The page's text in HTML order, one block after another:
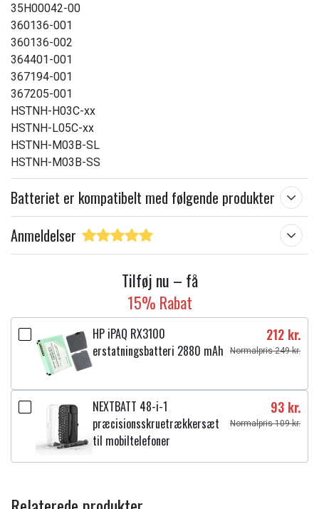
35H00042-00
360136-001
360136-002
364401-001
367194-001
367205-001
HSTNH-H03C-xx
HSTNH-L05C-xx
HSTNH-M03B-SL
HSTNH-M03B-SS
Batteriet er kompatibelt med følgende produkter
Anmeldelser
Tilføj nu – få
15% Rabat
HP iPAQ RX3100
erstatningsbatteri 2880 mAh
212 kr.
Normalpris 249 kr.
NEXTBATT 48-i-1
præcisionsskruetrækkersæt
til mobiltelefoner
93 kr.
Normalpris 109 kr.